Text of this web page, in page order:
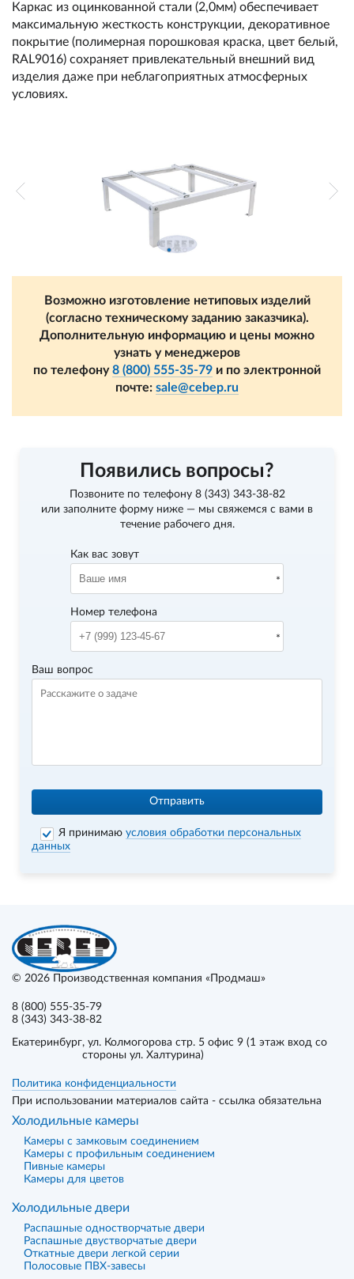
Каркас из оцинкованной стали (2,0мм) обеспечивает
максимальную жесткость конструкции, декоративное
покрытие (полимерная порошковая краска, цвет белый,
RAL9016) сохраняет привлекательный внешний вид
изделия даже при неблагоприятных атмосферных
условиях.
Возможно изготовление нетиповых изделий
(согласно техническому заданию заказчика).
Дополнительную информацию и цены можно
узнать у менеджеров
по телефону8 (800) 555-35-79 и по электронной
почте: sale@cebep.ru
Появились вопросы?
Позвоните по телефону 8 (343) 343-38-82
или заполните форму ниже — мы свяжемся с вами в
течение рабочего дня.
Как вас зовут
Номер телефона
Ваш вопрос
Отправить
Я принимаюусловия обработки персональных
данных
© 2026 Производственная компания «Продмаш»
8 (800) 555-35-79
8 (343) 343-38-82
Екатеринбург, ул. Колмогорова стр. 5 офис 9 (1 этаж вход со
стороны ул. Халтурина)
Политика конфиденциальности
При использовании материалов сайта - ссылка обязательна
Холодильные камеры
Камеры с замковым соединением
Камеры с профильным соединением
Пивные камеры
Камеры для цветов
Холодильные двери
Распашные одностворчатые двери
Распашные двустворчатые двери
Откатные двери легкой серии
Полосовые ПВХ-завесы